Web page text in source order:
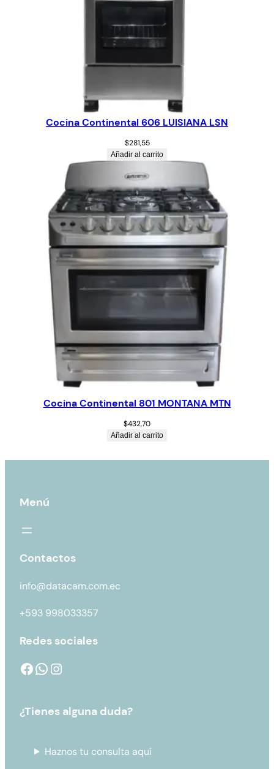
Cocina Continental 606 LUISIANA LSN
$281,55
Añadir al carrito
Cocina Continental 801 MONTANA MTN
$432,70
Añadir al carrito
Menú
Contactos
info@datacam.com.ec
+593 998033357
Redes sociales
¿Tienes alguna duda?
Haznos tu consulta aquí